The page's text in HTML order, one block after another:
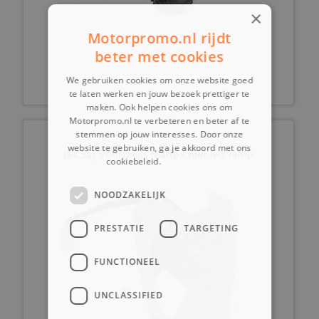
vanaf1649,-
(8C5a) Voorlamp Madox met led lamp
×
Motorpromo.nl rijdt
beter met cookies
We gebruiken cookies om onze website goed
te laten werken en jouw bezoek prettiger te
maken. Ook helpen cookies ons om
Motorpromo.nl te verbeteren en beter af te
stemmen op jouw interesses. Door onze
website te gebruiken, ga je akkoord met ons
cookiebeleid.
NOODZAKELIJK
PRESTATIE TARGETING
FUNCTIONEEL
UNCLASSIFIED